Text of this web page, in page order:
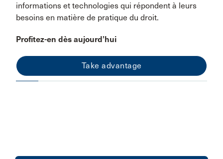
informations et technologies qui répondent à leurs
besoins en matière de pratique du droit.
Profitez-en dès aujourd’hui
Take advantage